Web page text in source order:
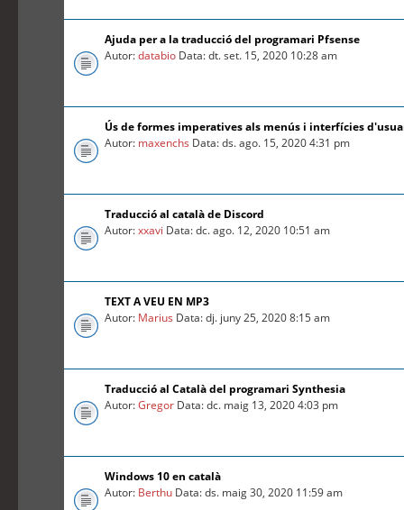
Ajuda per a la traducció del programari Pfsense
Autor:databio Data: dt. set. 15, 2020 10:28 am
Ús de formes imperatives als menús i interfícies
Autor: maxenchs Data: ds. ago. 15, 2020 4:31 pm
Traducció al català de Discord
Autor:xxavi Data: dc. ago. 12, 2020 10:51 am
TEXT A VEU EN MP3
Autor: Marius Data: dj. juny 25, 2020 8:15 am
Traducció al Català del programari Synthesia
Autor:Gregor Data: dc. maig 13, 2020 4:03 pm
Windows 10 en català
Autor: Berthu Data: ds. maig 30, 2020 11:59 am